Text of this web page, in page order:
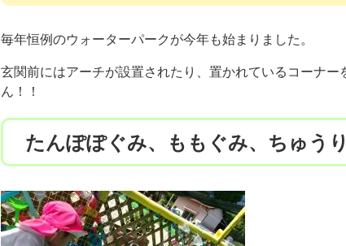
毎年恒例のウォーターパークが今年も始まりました。
玄関前にはアーチが設置されたり、置かれているコーナ
ん！！
たんぽぽぐみ、ももぐみ、ちゅう